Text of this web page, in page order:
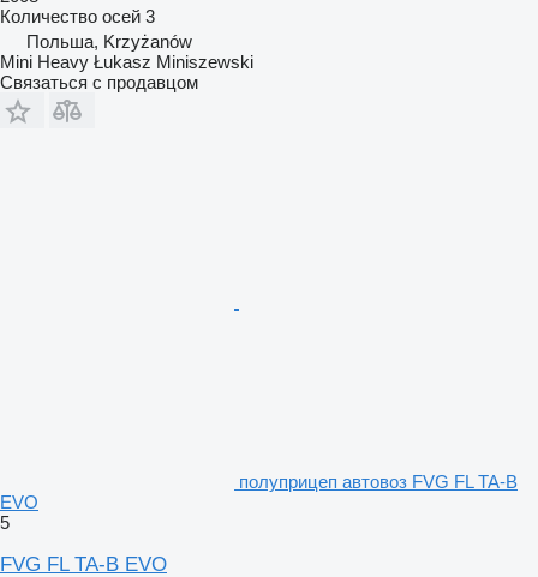
Количество осей 3
Польша, Krzyżanów
Mini Heavy Łukasz Miniszewski
Связаться с продавцом
полуприцеп автовоз FVG FL TA-B
EVO
5
FVG FL TA-B EVO